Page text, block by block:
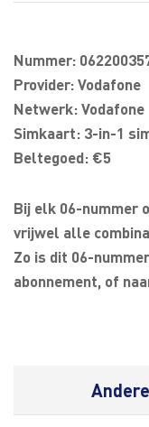
Nummer:
Provider: Vodafone
Netwerk: Vodafone
Simkaart: 3-in-1
Beltegoed: €5
Bij elk 06-nummer
vrijwel alle
Zo is dit 06-
abonnement, of